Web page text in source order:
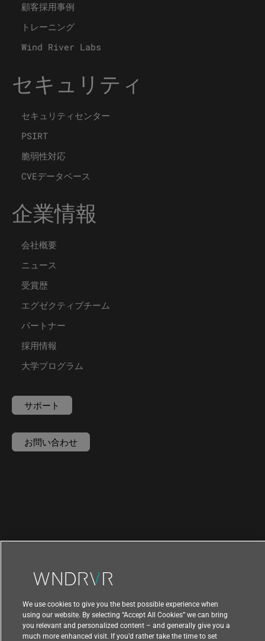
顧客採用事例
トレーニング
Wind River Labs
セキュリティ
セキュリティセンター
PSIRT
脆弱性対応
CVEデータベース
企業情報
会社概要
ニュース
受賞歴
エグゼクティブチーム
パートナー
採用情報
大学プログラム
サポート
お問い合わせ
利用規約 | プライバシー | 輸出コンプライアンス
We use cookies to give you the best possible experience when
using our website. By selecting “Accept All Cookies” we can bring
you relevant and personalized content – and generally give you a
much more enhanced visit. If you’d rather take the time to set